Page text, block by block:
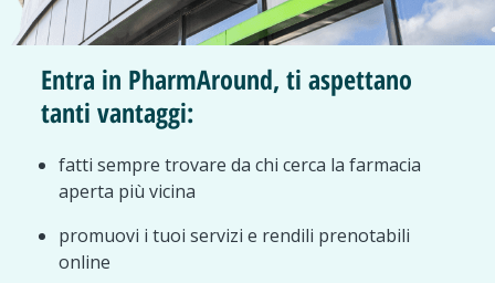
Entra in PharmAround, ti aspettano
tanti vantaggi:
fatti sempre trovare da chi cerca la farmacia
aperta più vicina
promuovi i tuoi servizi e rendili prenotabili
online